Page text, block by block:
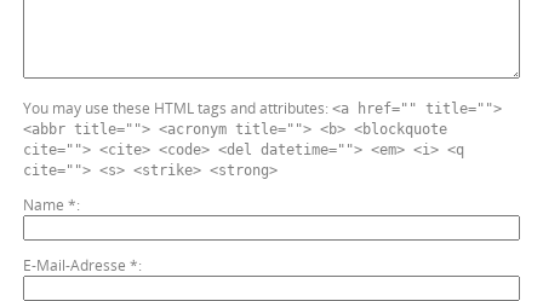
You may use these HTML tags and attributes: <a href="" title="">
<abbr title=""> <acronym title=""> <b> <blockquote
cite=""> <cite> <code> <del datetime=""> <em> <i> <q
cite=""> <s> <strike> <strong>
Name *
E-Mail-Adresse *